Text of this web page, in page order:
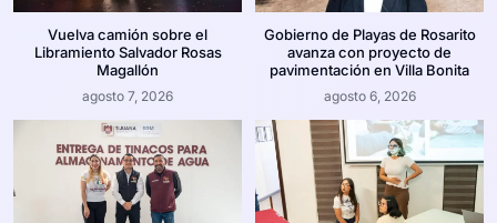
Vuelva camión sobre el
Libramiento Salvador Rosas
Magallón
agosto 7, 2026
Gobierno de Playas de Rosarito
avanza con proyecto de
pavimentación en Villa Bonita
agosto 6, 2026